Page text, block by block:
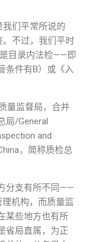
我们平常所说的
。不过，我们平时
目录内法检——即
条件有B）或《入
量监督局，合并
局/General
and
，简称质检总
分支有所不同——
机构，而质量监
某些地方也有所
省局直属，为正